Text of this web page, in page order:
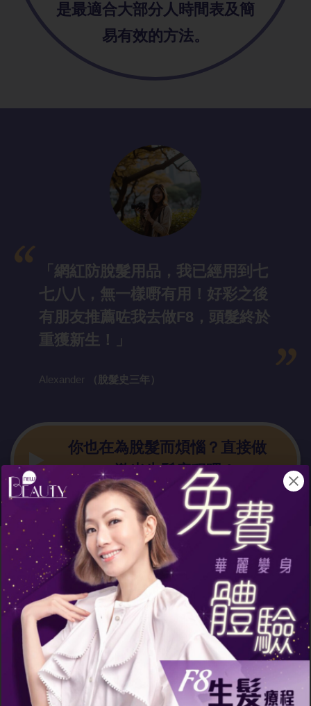
是最適合大部分人時間表及簡
易有效的方法。
「網紅防脫髮用品，我已經用到七
七八八，無一樣嘢有用！好彩之後
有朋友推薦咗我去做F8，頭髮終於
重獲新生！」
Alexander （脫髮史三年）
你也在為脫髮而煩惱？直接做
F8激光生髮療程吧！
脫髮患者做一次就保證有
效！